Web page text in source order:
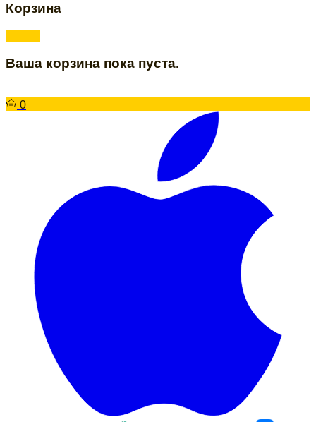
Корзина
Ваша корзина пока пуста.
0